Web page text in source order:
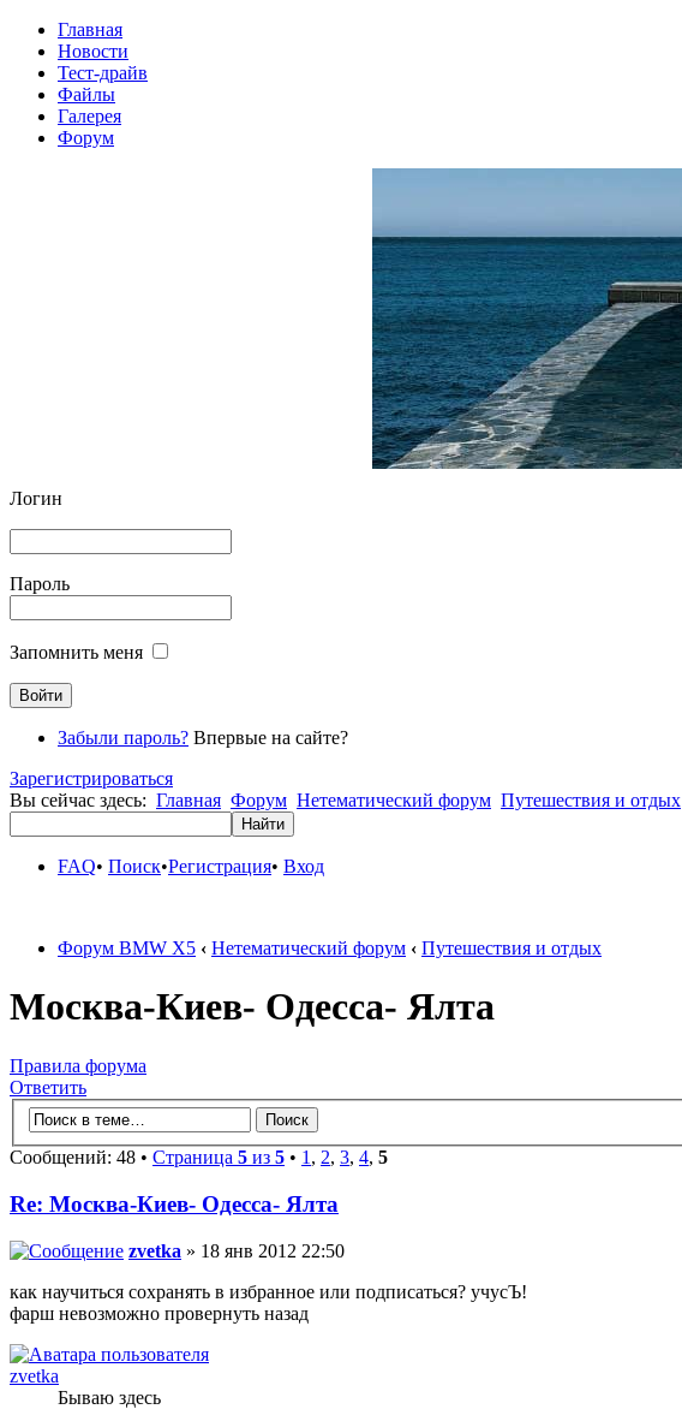
Главная
Новости
Тест-драйв
Файлы
Галерея
Форум
Логин
Пароль
Запомнить меня
Забыли пароль? Впервые на сайте?
Зарегистрироваться
Вы сейчас здесь: Главная Форум Нетематический форум Путешествия и отдых
FAQ• Поиск•Регистрация• Вход
Форум BMW X5 ‹ Нетематический форум ‹ Путешествия и отдых
Москва-Киев- Одесса- Ялта
Правила форума
Ответить
Сообщений: 48 • Страница 5 из 5 • 1, 2, 3, 4, 5
Re: Москва-Киев- Одесса- Ялта
zvetka » 18 янв 2012 22:50
как научиться сохранять в избранное или подписаться? учусЪ!
фарш невозможно провернуть назад
zvetka
Бываю здесь